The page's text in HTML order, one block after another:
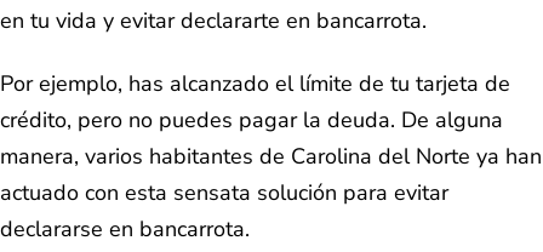
en tu vida y evitar declararte en bancarrota.
Por ejemplo, has alcanzado el límite de tu tarjeta de
crédito, pero no puedes pagar la deuda. De alguna
manera, varios habitantes de Carolina del Norte ya han
actuado con esta sensata solución para evitar
declararse en bancarrota.